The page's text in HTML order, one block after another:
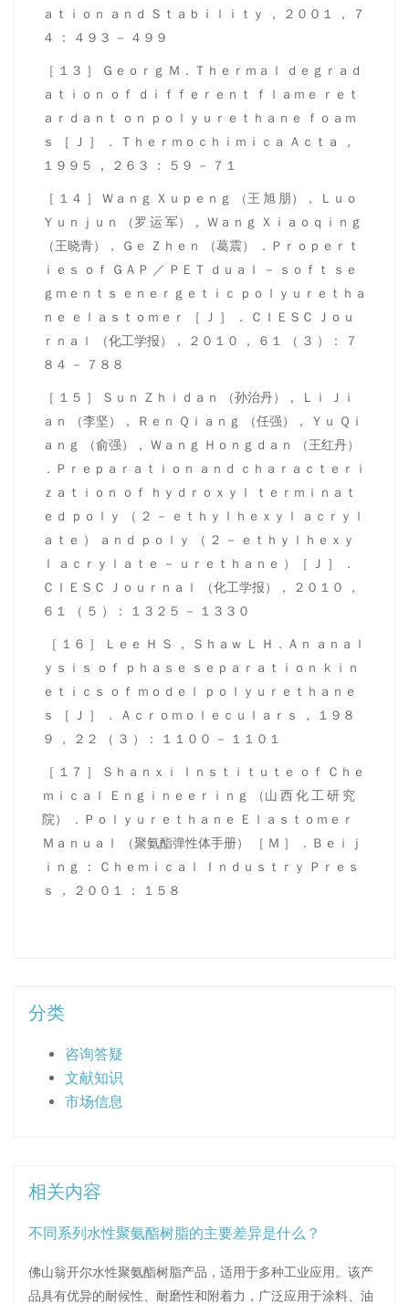
ａｔｉｏｎ ａｎｄ Ｓｔａｂｉｌｉｔｙ ， ２００１ ， ７
４ ： ４９３ － ４９９
［ １３ ］ Ｇｅｏｒｇ Ｍ．Ｔｈｅｒｍａｌ ｄｅｇｒａｄ
ａｔｉｏｎ ｏｆ ｄｉｆｆｅｒｅｎｔ ｆｌａｍｅ ｒｅｔ
ａｒｄａｎｔ ｏｎ ｐｏｌｙｕｒｅｔｈａｎｅ ｆｏａｍ
ｓ ［ Ｊ ］ ． Ｔｈｅｒｍｏｃｈｉｍｉｃａ Ａｃｔａ ，
１９９５ ， ２６３ ： ５９ － ７１
［ １４ ］ Ｗａｎｇ Ｘｕｐｅｎｇ （王 旭 朋）， Ｌｕｏ
Ｙｕｎｊｕｎ （罗 运 军）， Ｗａｎｇ Ｘｉａｏｑｉｎｇ
（王晓青）， Ｇｅ Ｚｈｅｎ （葛震） ．Ｐｒｏｐｅｒｔ
ｉｅｓ ｏｆ ＧＡＰ ／ ＰＥＴ ｄｕａｌ － ｓｏｆｔ ｓｅ
ｇｍｅｎｔｓ ｅｎｅｒｇｅｔｉｃ ｐｏｌｙｕｒｅｔｈａ
ｎｅ ｅｌａｓｔｏｍｅｒ ［ Ｊ ］ ． ＣＩＥＳＣ Ｊｏｕ
ｒｎａｌ （化工学报）， ２０１０ ， ６１ （ ３ ）： ７
８４ － ７８８
［ １５ ］ Ｓｕｎ Ｚｈｉｄａｎ （孙治丹）， Ｌｉ Ｊｉ
ａｎ （李坚）， Ｒｅｎ Ｑｉａｎｇ （任强）， Ｙｕ Ｑｉ
ａｎｇ （俞强）， Ｗａｎｇ Ｈｏｎｇｄａｎ （王红丹）
．Ｐｒｅｐａｒａｔｉｏｎ ａｎｄ ｃｈａｒａｃｔｅｒｉ
ｚａｔｉｏｎ ｏｆ ｈｙｄｒｏｘｙｌ ｔｅｒｍｉｎａｔ
ｅｄ ｐｏｌｙ （ ２ － ｅｔｈｙｌｈｅｘｙｌ ａｃｒｙｌ
ａｔｅ ） ａｎｄ ｐｏｌｙ （ ２ － ｅｔｈｙｌｈｅｘｙ
ｌ ａｃｒｙｌａｔｅ － ｕｒｅｔｈａｎｅ ）［ Ｊ ］ ．
ＣＩＥＳＣ Ｊｏｕｒｎａｌ （化工学报）， ２０１０ ，
６１ （ ５ ）： １３２５ － １３３０
［ １６ ］ Ｌｅｅ Ｈ Ｓ ， Ｓｈａｗ Ｌ Ｈ．Ａｎ ａｎａｌ
ｙｓｉｓ ｏｆ ｐｈａｓｅ ｓｅｐａｒａｔｉｏｎ ｋｉｎ
ｅｔｉｃｓ ｏｆ ｍｏｄｅｌ ｐｏｌｙｕｒｅｔｈａｎｅ
ｓ ［ Ｊ ］ ． Ａｃｒｏｍｏｌｅｃｕｌａｒｓ ， １９８
９ ， ２２ （ ３ ）： １１００ － １１０１
［ １７ ］ Ｓｈａｎｘｉ Ｉｎｓｔｉｔｕｔｅ ｏｆ Ｃｈｅ
ｍｉｃａｌ Ｅｎｇｉｎｅｅｒｉｎｇ （山 西 化 工 研 究
院） ．Ｐｏｌｙｕｒｅｔｈａｎｅ Ｅｌａｓｔｏｍｅｒ
Ｍａｎｕａｌ （聚氨酯弹性体手册） ［ Ｍ ］ ．Ｂｅｉｊ
ｉｎｇ ： Ｃｈｅｍｉｃａｌ Ｉｎｄｕｓｔｒｙ Ｐｒｅｓ
ｓ ， ２００１ ： １５８
分类
咨询答疑
文献知识
市场信息
相关内容
不同系列水性聚氨酯树脂的主要差异是什么？
佛山翁开尔水性聚氨酯树脂产品，适用于多种工业应用。该产
品具有优异的耐候性、耐磨性和附着力，广泛应用于涂料、油